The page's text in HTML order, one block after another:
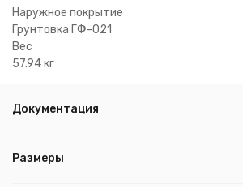
Наружное покрытие
Грунтовка ГФ-021
Вес
57.94 кг
Документация
Размеры